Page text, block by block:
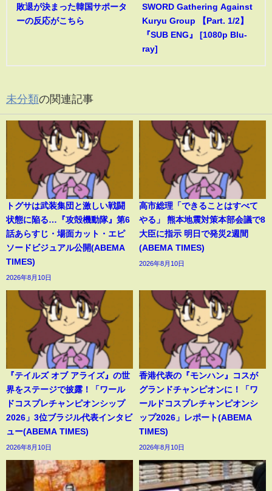
敗退が決まった韓国サポータ
ーの反応がこちら
SWORD Gathering Against
Kuryu Group 【Part. 1/2】
『SUB ENG』 [1080p Blu-
ray]
未分類の関連記事
トグサは武装集団と激しい戦闘
状態に陥る…『攻殻機動隊』第6
話あらすじ・場面カット・エピ
ソードビジュアル公開(ABEMA
TIMES)
2026年8月10日
高市総理「できることはすべて
やる」 熊本地震対策本部会議で8
大臣に指示 明日で発災2週間
(ABEMA TIMES)
2026年8月10日
『テイルズ オブ アライズ』の世
界をステージで披露！「ワール
ドコスプレチャンピオンシップ
2026」3位ブラジル代表インタビ
ュー(ABEMA TIMES)
2026年8月10日
香港代表の『モンハン』コスが
グランドチャンピオンに！「ワ
ールドコスプレチャンピオンシ
ップ2026」レポート(ABEMA
TIMES)
2026年8月10日